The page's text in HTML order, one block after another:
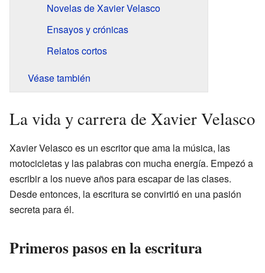
Novelas de Xavier Velasco
Ensayos y crónicas
Relatos cortos
Véase también
La vida y carrera de Xavier Velasco
Xavier Velasco es un escritor que ama la música, las
motocicletas y las palabras con mucha energía. Empezó a
escribir a los nueve años para escapar de las clases.
Desde entonces, la escritura se convirtió en una pasión
secreta para él.
Primeros pasos en la escritura